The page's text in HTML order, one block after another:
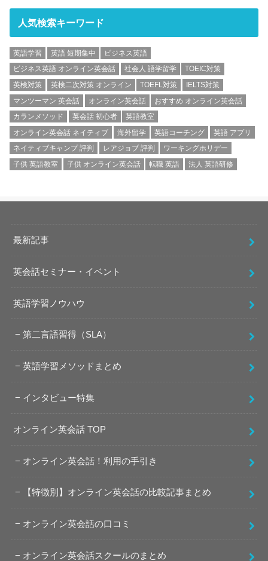
人気検索キーワード
英語学習 英語 短期集中
ビジネス英語
ビジネス英語 オンライン英会話
社会人 語学留学
TOEIC対策
英検対策
英検二次対策 オンライン TOEFL対策
IELTS対策
マンツーマン 英会話
オンライン英会話
おすすめ オンライン英会話
カランメソッド
英会話 初心者
英語教室
オンライン英会話 ネイティブ
海外留学 英語コーチング
英語 アプリ
ネイティブキャンプ 評判
レアジョブ 評判
ワーキングホリデー
子供 英語教室
子供 オンライン英会話 転職 英語 法人 英語研修
最新記事
英会話セミナー・イベント
英語学習ノウハウ
第二言語習得（SLA）
英語学習メソッドまとめ
インタビュー特集
オンライン英会話 TOP
オンライン英会話！利用の手引き
【特徴別】オンライン英会話の比較記事まとめ
オンライン英会話の口コミ
オンライン英会話スクールのまとめ